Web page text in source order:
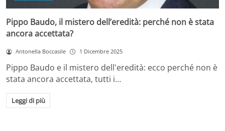
Pippo Baudo, il mistero dell’eredità: perché non è stata
ancora accettata?
Antonella Boccasile 1 Dicembre 2025
Pippo Baudo e il mistero dell'eredità: ecco perché non è
stata ancora accettata, tutti i…
Leggi di più